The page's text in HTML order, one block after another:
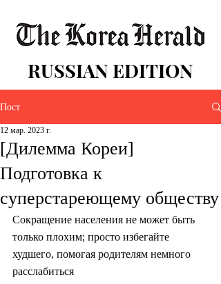
RUSSIAN EDITION
Пост
[Дилемма Кореи]
Подготовка к
суперстареющему обществу
12 мар. 2023 г.
Сокращение населения не может быть
только плохим; просто избегайте
худшего, помогая родителям немного
расслабиться